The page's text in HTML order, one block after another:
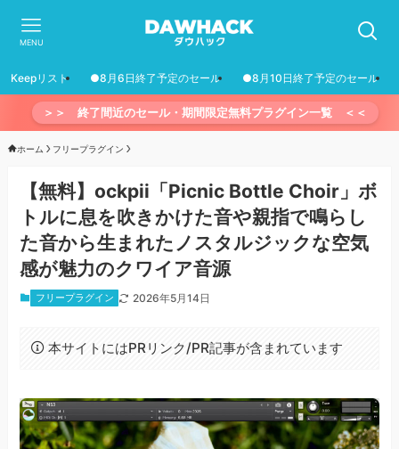
MENU
Keepリスト ●8月6日終了予定のセール ●8月10日終了予定のセール
＞＞ 終了間近のセール・期間限定無料プラグイン一覧 ＜＜
ホーム フリープラグイン
【無料】ockpii「Picnic Bottle Choir」ボ
トルに息を吹きかけた音や親指で鳴らし
た音から生まれたノスタルジックな空気
感が魅力のクワイア音源
フリープラグイン 2026年5月14日
本サイトにはPRリンク/PR記事が含まれています